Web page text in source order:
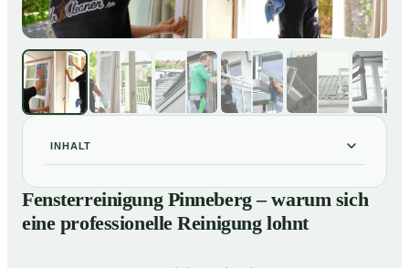
INHALT
Fensterreinigung Pinneberg – warum sich eine
professionelle Reinigung lohnt
Unsere Leistungen im Überblick
Fensterreinigung Pinneberg – warum sich
eine professionelle Reinigung lohnt